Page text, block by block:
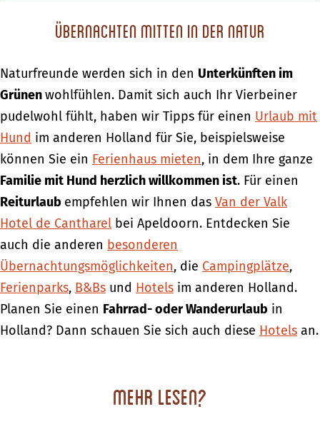
Übernachten mitten in der Natur
Naturfreunde werden sich in den Unterkünften im
Grünenwohlfühlen. Damit sich auch Ihr Vierbeiner
pudelwohl fühlt, haben wir Tipps für einen Urlaub mit
Hund im anderen Holland für Sie, beispielsweise
können Sie ein Ferienhaus mieten, in dem Ihre ganze
Familie mit Hund herzlich willkommen ist. Für einen
Reiturlaub empfehlen wir Ihnen das Van der Valk
Hotel de Cantharel bei Apeldoorn. Entdecken Sie
auch die anderen besonderen
Übernachtungsmöglichkeiten, die Campingplätze,
Ferienparks, B&Bs und Hotels im anderen Holland.
Planen Sie einen Fahrrad- oder Wanderurlaub in
Holland? Dann schauen Sie sich auch diese Hotels an.
Mehr lesen?